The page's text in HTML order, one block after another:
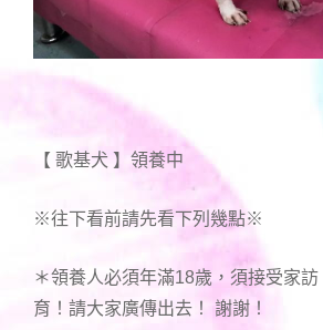
【 歌基犬 】領養中
※往下看前請先看下列幾點※
＊領養人必須年滿18歲，須接受家
育！請大家廣傳出去！ 謝謝！